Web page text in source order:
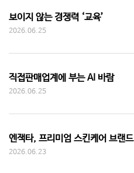
보이지 않는 경쟁력 ‘교육’
2026.06.25
직접판매업계에 부는 AI 바람
2026.06.25
엔잭타, 프리미엄 스킨케어 브랜드
2026.06.23